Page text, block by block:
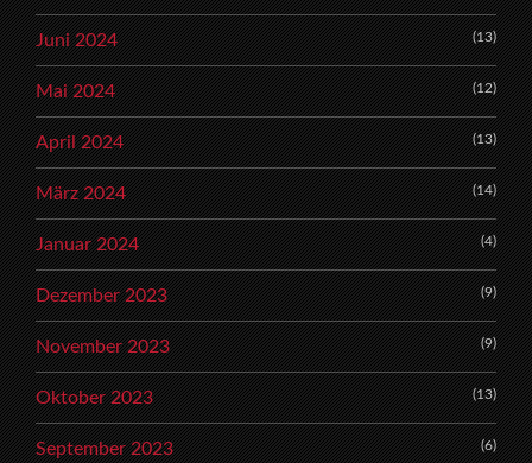
Juni 2024 (13)
Mai 2024 (12)
April 2024 (13)
März 2024 (14)
Januar 2024 (4)
Dezember 2023 (9)
November 2023 (9)
Oktober 2023 (13)
September 2023 (6)